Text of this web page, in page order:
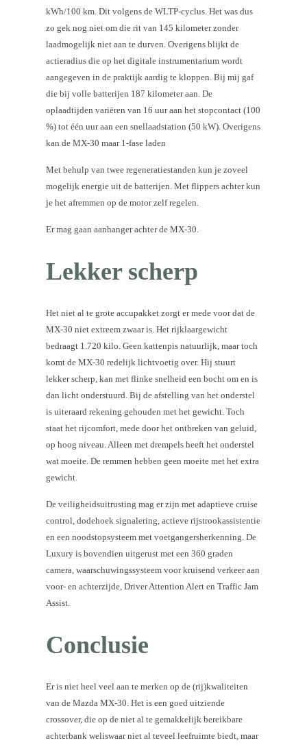
kWh/100 km. Dit volgens de WLTP-cyclus. Het was dus
zo gek nog niet om die rit van 145 kilometer zonder
laadmogelijk niet aan te durven. Overigens blijkt de
actieradius die op het digitale instrumentarium wordt
aangegeven in de praktijk aardig te kloppen. Bij mij gaf
die bij volle batterijen 187 kilometer aan. De
oplaadtijden variëren van 16 uur aan het stopcontact (100
%) tot één uur aan een snellaadstation (50 kW). Overigens
kan de MX-30 maar 1-fase laden
Met behulp van twee regeneratiestanden kun je zoveel
mogelijk energie uit de batterijen. Met flippers achter kun
je het afremmen op de motor zelf regelen.
Er mag gaan aanhanger achter de MX-30.
Lekker scherp
Het niet al te grote accupakket zorgt er mede voor dat de
MX-30 niet extreem zwaar is. Het rijklaargewicht
bedraagt 1.720 kilo. Geen kattenpis natuurlijk, maar toch
komt de MX-30 redelijk lichtvoetig over. Hij stuurt
lekker scherp, kan met flinke snelheid een bocht om en is
dan licht onderstuurd. Bij de afstelling van het onderstel
is uiteraard rekening gehouden met het gewicht. Toch
staat het rijcomfort, mede door het ontbreken van geluid,
op hoog niveau. Alleen met drempels heeft het onderstel
wat moeite. De remmen hebben geen moeite met het extra
gewicht.
De veiligheidsuitrusting mag er zijn met adaptieve cruise
control, dodehoek signalering, actieve rijstrookassistentie
en een noodstopsysteem met voetgangersherkenning. De
Luxury is bovendien uitgerust met een 360 graden
camera, waarschuwingssysteem voor kruisend verkeer aan
voor- en achterzijde, Driver Attention Alert en Traffic Jam
Assist.
Conclusie
Er is niet heel veel aan te merken op de (rij)kwaliteiten
van de Mazda MX-30. Het is een goed uitziende
crossover, die op de niet al te gemakkelijk bereikbare
achterbank weliswaar niet al teveel leefruimte biedt, maar